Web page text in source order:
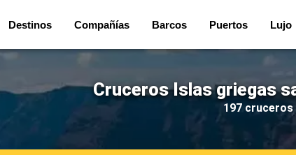
Destinos Compañías Barcos Puertos Lujo
Cruceros Islas griegas
197